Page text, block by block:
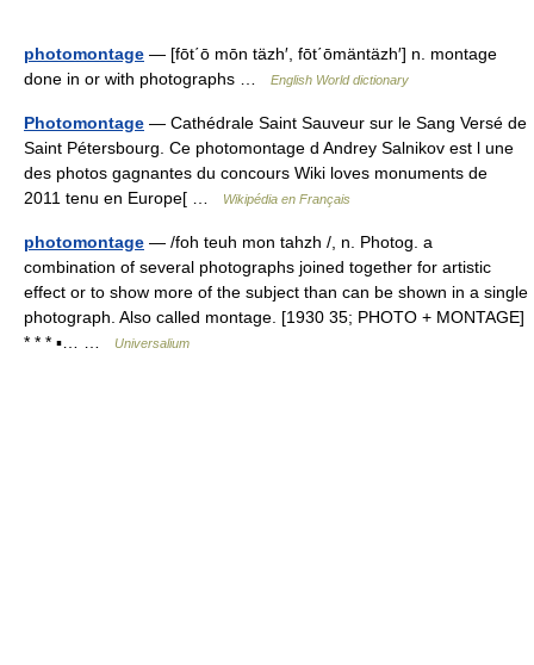
photomontage — [fōt΄ō mōn täzh′, fōt΄ōmäntäzh′] n. montage
done in or with photographs …
English World dictionary
Photomontage — Cathédrale Saint Sauveur sur le Sang Versé de
Saint Pétersbourg. Ce photomontage d Andrey Salnikov est l une
des photos gagnantes du concours Wiki loves monuments de
2011 tenu en Europe[ …
Wikipédia en Français
photomontage — /foh teuh mon tahzh /, n. Photog. a
combination of several photographs joined together for artistic
effect or to show more of the subject than can be shown in a single
photograph. Also called montage. [1930 35; PHOTO + MONTAGE]
* * * ▪… …
Universalium